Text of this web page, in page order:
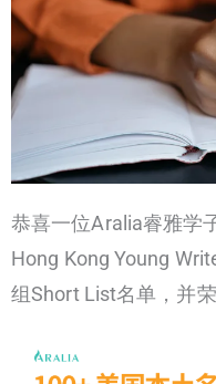
恭喜一位Aralia睿雅学
Hong Kong Young
组Short List名单，并